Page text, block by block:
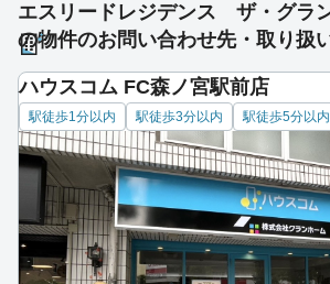
エスリードレジデンス ザ・グラ
の物件のお問い合わせ先・取り扱
ハウスコム FC森ノ宮駅前店
駅徒歩1分以内 駅徒歩3分以内 駅徒歩5分以内